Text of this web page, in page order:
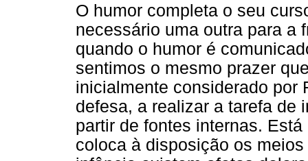
O humor completa o seu
necessário uma outra para a
quando o humor é
sentimos o mesmo prazer
inicialmente considerado por
defesa, a realizar a tarefa de
partir de fontes internas.
coloca à disposição os